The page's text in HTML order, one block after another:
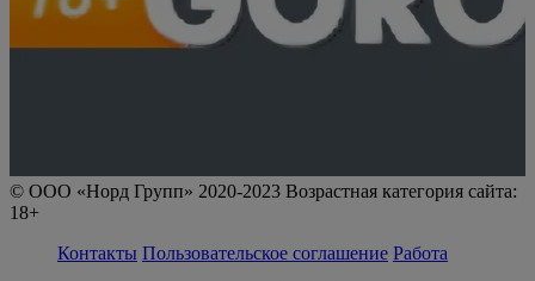
© ООО «Норд Групп» 2020-2023 Возрастная категория сайта:
18+
Контакты Пользовательское соглашение Работа